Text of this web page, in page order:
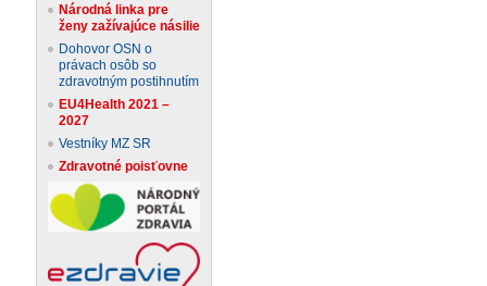
Národná linka pre
ženy zažívajúce násilie
Dohovor OSN o
právach osôb so
zdravotným postihnutím
EU4Health 2021 –
2027
Vestníky MZ SR
Zdravotné poisťovne